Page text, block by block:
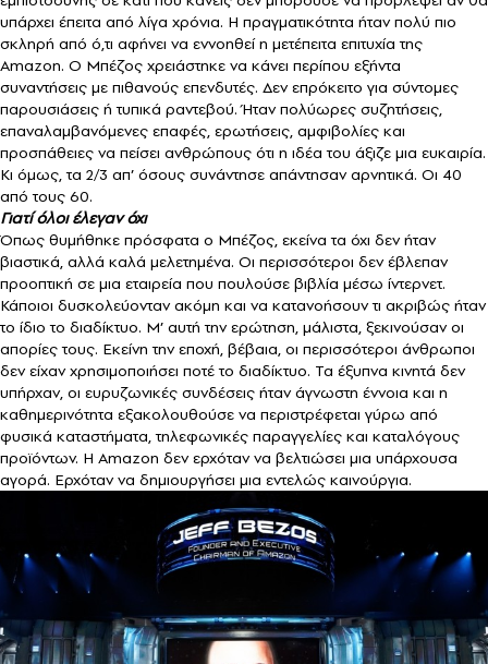
υπάρχει έπειτα από λίγα χρόνια. Η πραγματικότητα ήταν πολύ πιο
σκληρή από ό,τι αφήνει να εννοηθεί η μετέπειτα επιτυχία της
Amazon. Ο Μπέζος χρειάστηκε να κάνει περίπου εξήντα
συναντήσεις με πιθανούς επενδυτές. Δεν επρόκειτο για σύντομες
παρουσιάσεις ή τυπικά ραντεβού. Ήταν πολύωρες συζητήσεις,
επαναλαμβανόμενες επαφές, ερωτήσεις, αμφιβολίες και
προσπάθειες να πείσει ανθρώπους ότι η ιδέα του άξιζε μια ευκαιρία.
Κι όμως, τα 2/3 απ’ όσους συνάντησε απάντησαν αρνητικά. Οι 40
από τους 60.
Γιατί όλοι έλεγαν όχι
Όπως θυμήθηκε πρόσφατα ο Μπέζος, εκείνα τα όχι δεν ήταν
βιαστικά, αλλά καλά μελετημένα. Οι περισσότεροι δεν έβλεπαν
προοπτική σε μια εταιρεία που πουλούσε βιβλία μέσω ίντερνετ.
Κάποιοι δυσκολεύονταν ακόμη και να κατανοήσουν τι ακριβώς ήταν
το ίδιο το διαδίκτυο. Μ’ αυτή την ερώτηση, μάλιστα, ξεκινούσαν οι
απορίες τους. Εκείνη την εποχή, βέβαια, οι περισσότεροι άνθρωποι
δεν είχαν χρησιμοποιήσει ποτέ το διαδίκτυο. Τα έξυπνα κινητά δεν
υπήρχαν, οι ευρυζωνικές συνδέσεις ήταν άγνωστη έννοια και η
καθημερινότητα εξακολουθούσε να περιστρέφεται γύρω από
φυσικά καταστήματα, τηλεφωνικές παραγγελίες και καταλόγους
προϊόντων. Η Amazon δεν ερχόταν να βελτιώσει μια υπάρχουσα
αγορά. Ερχόταν να δημιουργήσει μια εντελώς καινούργια.